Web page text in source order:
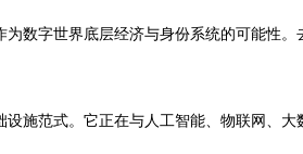
数字世界底层经济与身份系统的可能性。
施范式。它正在与人工智能、物联网、大